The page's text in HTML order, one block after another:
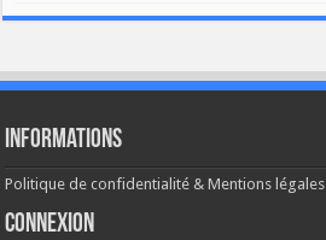
Informations
Politique de confidentialité & Mentions légales
Connexion